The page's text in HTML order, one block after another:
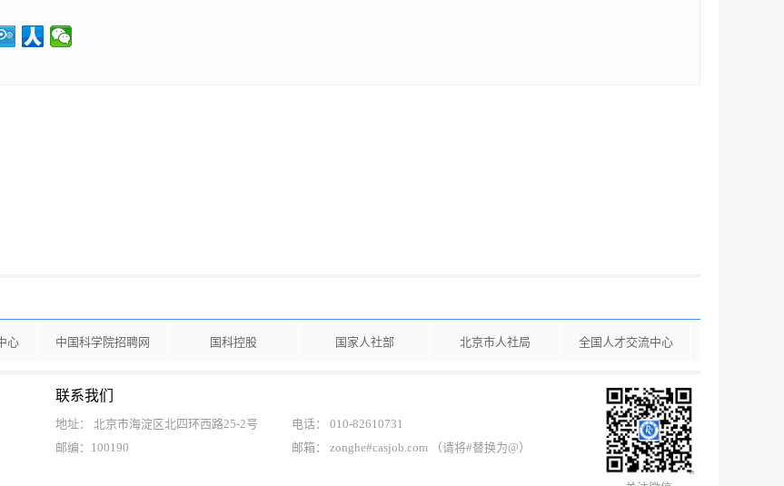
心 中国科学院招聘网 国科控股 国家人社部 北京市人社局 全国人才交流中心
联系我们
地址： 北京市海淀区北四环西路25-2号
电话： 010-82610731
邮编：100190
邮箱： zonghe#casjob.com （请将#替换为@）